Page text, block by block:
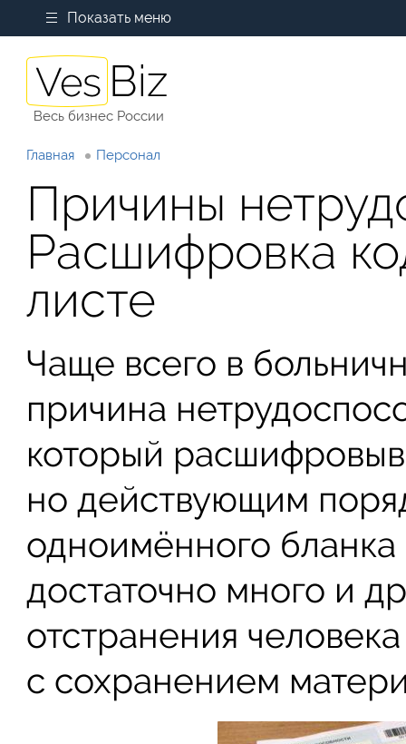
Показать меню
Весь бизнес России
Главная Персонал
Причины
Расшифровка
листе
Чаще всего в
причина
который
но действующим
одноимённого
достаточно много и
отстранения
с сохранением